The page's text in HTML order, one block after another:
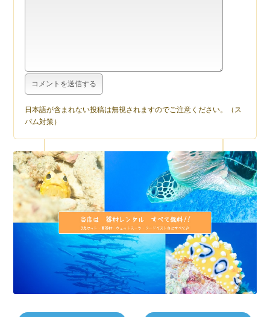
日本語が含まれない投稿は無視されますのでご注意ください。（ス
パム対策）